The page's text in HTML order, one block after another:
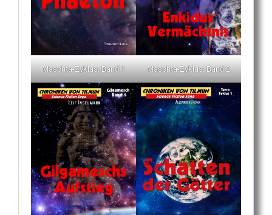
Maschta-Zyklus: Band 1 Maschta-Zyklus: Band 2